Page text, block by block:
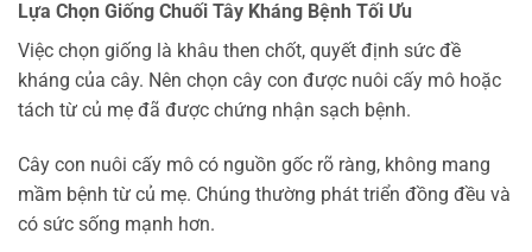
Lựa Chọn Giống Chuối Tây Kháng Bệnh Tối Ưu
Việc chọn giống là khâu then chốt, quyết định sức đề
kháng của cây. Nên chọn cây con được nuôi cấy mô hoặc
tách từ củ mẹ đã được chứng nhận sạch bệnh.
Cây con nuôi cấy mô có nguồn gốc rõ ràng, không mang
mầm bệnh từ củ mẹ. Chúng thường phát triển đồng đều và
có sức sống mạnh hơn.